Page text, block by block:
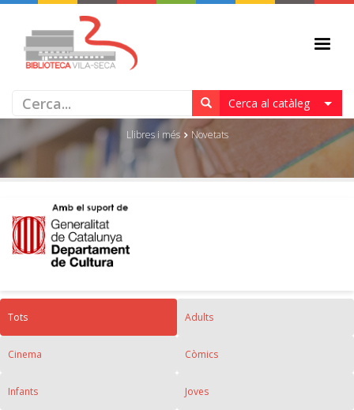
Cerca al catàleg
NOVETATS
Llibres i més Novetats
Tots Adults
Cinema Còmics
Infants Joves